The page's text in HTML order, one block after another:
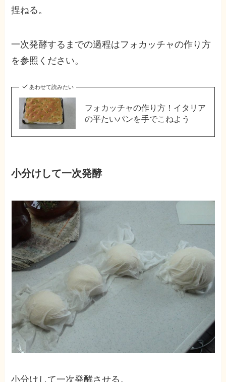
捏ねる。
一次発酵するまでの過程はフォカッチャの作り方
を参照ください。
あわせて読みたい
フォカッチャの作り方！イタリア
の平たいパンを手でこねよう
小分けして一次発酵
小分けして一次発酵させる。